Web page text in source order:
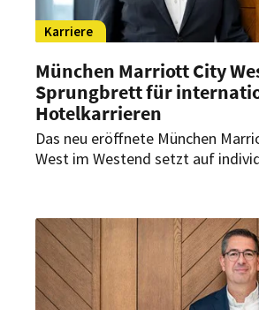
Karriere
München Marriott City
Sprungbrett für
Hotelkarrieren
Das neu eröffnete München
West im Westend setzt auf
27-jährige Karriere bei Marriott
zurück. Der gebürtige
jeden einzelnen Mitarbeiter
Karrieremöglichkeiten in den
Hotelbereichen.